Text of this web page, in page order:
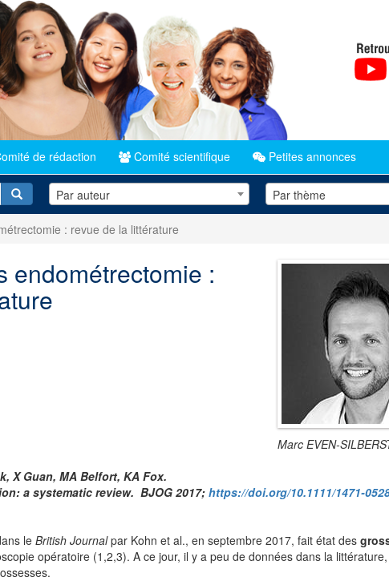
de rédaction Comité scientifique Petites annonces
RecherchePar auteur Par thème
: revue de la littérature
endométrectomie :
Marc EVEN-
X Guan, MA Belfort, KA Fox.
a systematic review. BJOG 2017;https://doi.org/10.1111/1471-
le British Journalpar Kohn et al., en septembre 2017, fait état des
opératoire (1,2,3). A ce jour, il y a peu de données dans la